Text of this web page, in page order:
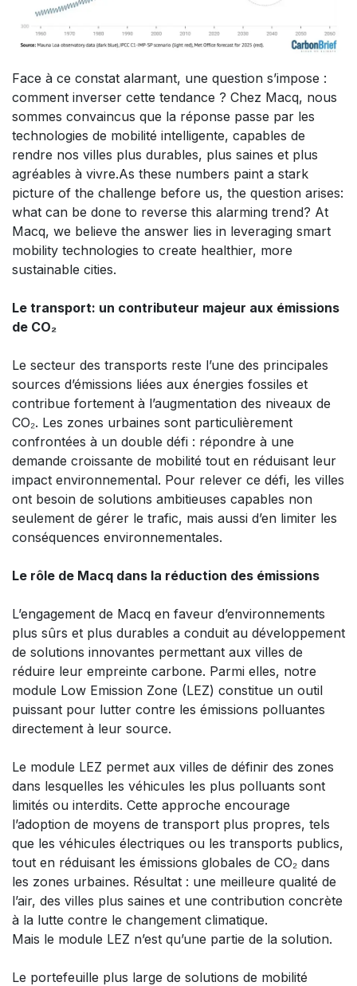
Face à ce constat alarmant, une question s’impose :
comment inverser cette tendance ? Chez Macq, nous
sommes convaincus que la réponse passe par les
technologies de mobilité intelligente, capables de
rendre nos villes plus durables, plus saines et plus
agréables à vivre.As these numbers paint a stark
picture of the challenge before us, the question arises:
what can be done to reverse this alarming trend? At
Macq, we believe the answer lies in leveraging smart
mobility technologies to create healthier, more
sustainable cities.
Le transport: un contributeur majeur aux émissions
de CO₂
Le secteur des transports reste l’une des principales
sources d’émissions liées aux énergies fossiles et
contribue fortement à l’augmentation des niveaux de
CO₂. Les zones urbaines sont particulièrement
confrontées à un double défi : répondre à une
demande croissante de mobilité tout en réduisant leur
impact environnemental. Pour relever ce défi, les villes
ont besoin de solutions ambitieuses capables non
seulement de gérer le trafic, mais aussi d’en limiter les
conséquences environnementales.
Le rôle de Macq dans la réduction des émissions​
L’engagement de Macq en faveur d’environnements
plus sûrs et plus durables a conduit au développement
de solutions innovantes permettant aux villes de
réduire leur empreinte carbone. Parmi elles, notre
module Low Emission Zone (LEZ) constitue un outil
puissant pour lutter contre les émissions polluantes
directement à leur source.
Le module LEZ permet aux villes de définir des zones
dans lesquelles les véhicules les plus polluants sont
limités ou interdits. Cette approche encourage
l’adoption de moyens de transport plus propres, tels
que les véhicules électriques ou les transports publics,
tout en réduisant les émissions globales de CO₂ dans
les zones urbaines. Résultat : une meilleure qualité de
l’air, des villes plus saines et une contribution concrète
à la lutte contre le changement climatique.​
Mais le module LEZ n’est qu’une partie de la solution.​
Le portefeuille plus large de solutions de mobilité